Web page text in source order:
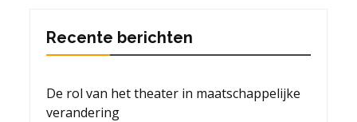
Recente berichten
De rol van het theater in maatschappelijke
verandering